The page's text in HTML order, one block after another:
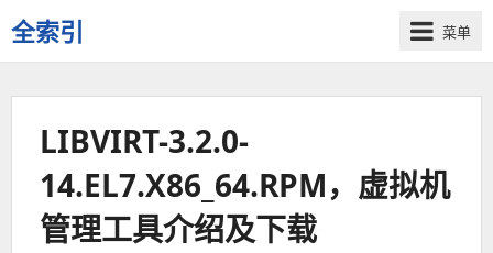
全索引
一
些
菜单
LIBVIRT-3.2.0-
14.EL7.X86_64.RPM，虚拟机
管理工具介绍及下载